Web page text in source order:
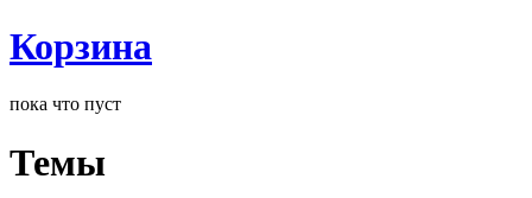
Корзина
пока что пуст
Темы